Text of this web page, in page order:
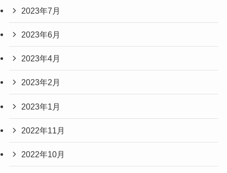
2023年7月
2023年6月
2023年4月
2023年2月
2023年1月
2022年11月
2022年10月